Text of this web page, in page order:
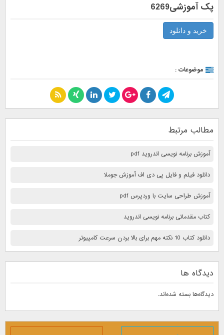
پک آموزشی6269
خرید و دانلود
موضوعات :
مطالب مرتبط
آموزش برنامه نویسی اندروید pdf
دانلود فیلم و فایل پی دی اف آموزش جوملا
آموزش طراحی سایت با وردپرس pdf
کتاب مقدماتی برنامه نویسی اندروید
دانلود کتاب 10 نكته مهم برای بالا بردن سرعت كامپيوتر
دیدگاه ها
دیدگاه‌ها بسته شده‌اند.